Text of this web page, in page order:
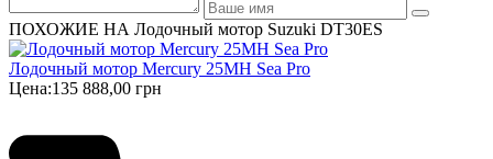
ПОХОЖИЕ НА Лодочный мотор Suzuki DT30ES
Лодочный мотор Mercury 25MH Sea Pro
Цена:135 888,00 грн